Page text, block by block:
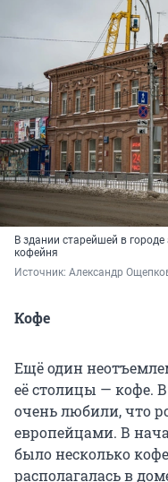
В здании старейшей в
кофейня
Источник: Александр
Кофе
Ещё один
её столицы — кофе.
очень любили, что
европейцами. В
было несколько
располагалась в